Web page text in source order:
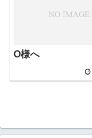
O様へ